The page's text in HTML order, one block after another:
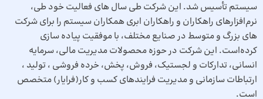
سیستم تأسیس شد. این شرکت طی سال های فعالیت خود طی،
نرم‌افزارهای راهکاران و راهکاران ابری همکاران سیستم را برای شرکت
های بزرگ و متوسط در صنایع مختلف، با موفقیت پیاده سازی
کرده‌است. این شرکت در حوزه محصولات مدیریت مالی، سرمایه
انسانی، تدارکات و لجستیک، فروش، پخش، خرده فروشی ، تولید ،
ارتباطات سازمانی و مدیریت فرایندهای کسب و کار(فرایار) متخصص
است.